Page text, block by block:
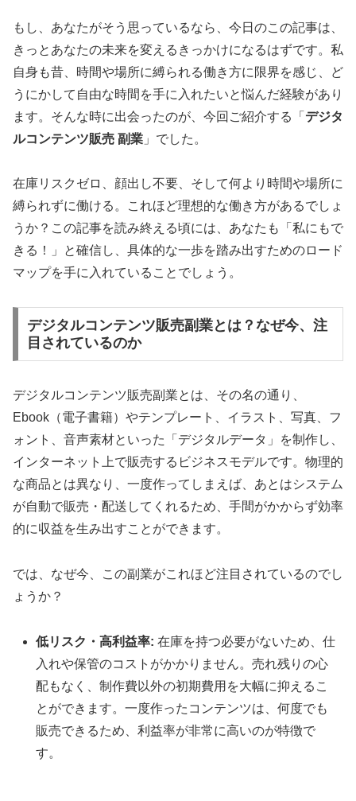
もし、あなたがそう思っているなら、今日のこの記事は、
きっとあなたの未来を変えるきっかけになるはずです。私
自身も昔、時間や場所に縛られる働き方に限界を感じ、ど
うにかして自由な時間を手に入れたいと悩んだ経験があり
ます。そんな時に出会ったのが、今回ご紹介する「 デジタ
ルコンテンツ販売 副業 」でした。
在庫リスクゼロ、顔出し不要、そして何より時間や場所に
縛られずに働ける。これほど理想的な働き方があるでしょ
うか？この記事を読み終える頃には、あなたも「私にもで
きる！」と確信し、具体的な一歩を踏み出すためのロード
マップを手に入れていることでしょう。
デジタルコンテンツ販売副業とは？なぜ今、注
目されているのか
デジタルコンテンツ販売副業とは、その名の通り、
Ebook（電子書籍）やテンプレート、イラスト、写真、フ
ォント、音声素材といった「デジタルデータ」を制作し、
インターネット上で販売するビジネスモデルです。物理的
な商品とは異なり、一度作ってしまえば、あとはシステム
が自動で販売・配送してくれるため、手間がかからず効率
的に収益を生み出すことができます。
では、なぜ今、この副業がこれほど注目されているのでし
ょうか？
低リスク・高利益率: 在庫を持つ必要がないため、仕
入れや保管のコストがかかりません。売れ残りの心
配もなく、制作費以外の初期費用を大幅に抑えるこ
とができます。一度作ったコンテンツは、何度でも
販売できるため、利益率が非常に高いのが特徴で
す。